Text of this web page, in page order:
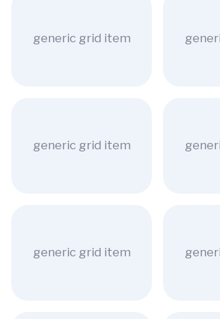
generic grid item
generic grid item
generic grid item